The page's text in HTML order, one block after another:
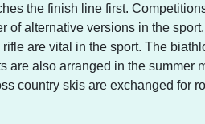
the finish line first.
of alternative versions in the sport.
are vital in the sport. The
are also arranged in the summer
country skis are exchanged for